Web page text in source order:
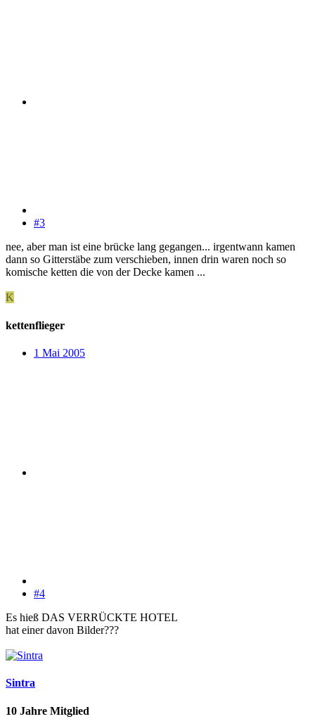
#3
nee, aber man ist eine brücke lang gegangen... irgentwann kamen
dann so Gitterstäbe zum verschieben, innen drin waren noch so
komische ketten die von der Decke kamen ...
K
kettenflieger
1 Mai 2005
#4
Es hieß DAS VERRÜCKTE HOTEL
hat einer davon Bilder???
Sintra
10 Jahre Mitglied